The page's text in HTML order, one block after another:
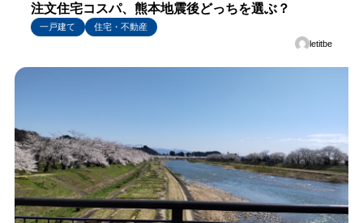
注文住宅コスパ、熊本地震後どっちを選ぶ？
一戸建て
住宅・不動産
letitbe